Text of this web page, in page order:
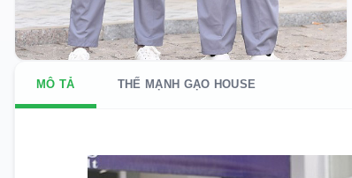
MÔ TẢ THẾ MẠNH GẠO HOUSE